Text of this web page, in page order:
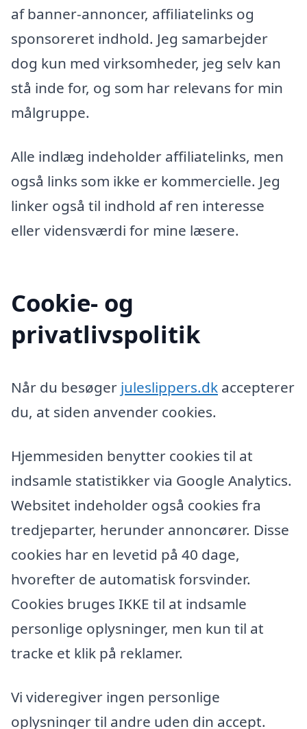
af banner-annoncer, affiliatelinks og
sponsoreret indhold. Jeg samarbejder
dog kun med virksomheder, jeg selv kan
stå inde for, og som har relevans for min
målgruppe.
Alle indlæg indeholder affiliatelinks, men
også links som ikke er kommercielle. Jeg
linker også til indhold af ren interesse
eller vidensværdi for mine læsere.
Cookie- og
privatlivspolitik
Når du besøger juleslippers.dk accepterer
du, at siden anvender cookies.
Hjemmesiden benytter cookies til at
indsamle statistikker via Google Analytics.
Websitet indeholder også cookies fra
tredjeparter, herunder annoncører. Disse
cookies har en levetid på 40 dage,
hvorefter de automatisk forsvinder.
Cookies bruges IKKE til at indsamle
personlige oplysninger, men kun til at
tracke et klik på reklamer.
Vi videregiver ingen personlige
oplysninger til andre uden din accept.